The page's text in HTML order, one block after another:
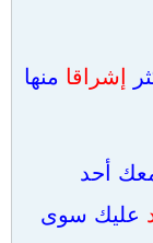
إشراقا منها
أحد
عليك سوى